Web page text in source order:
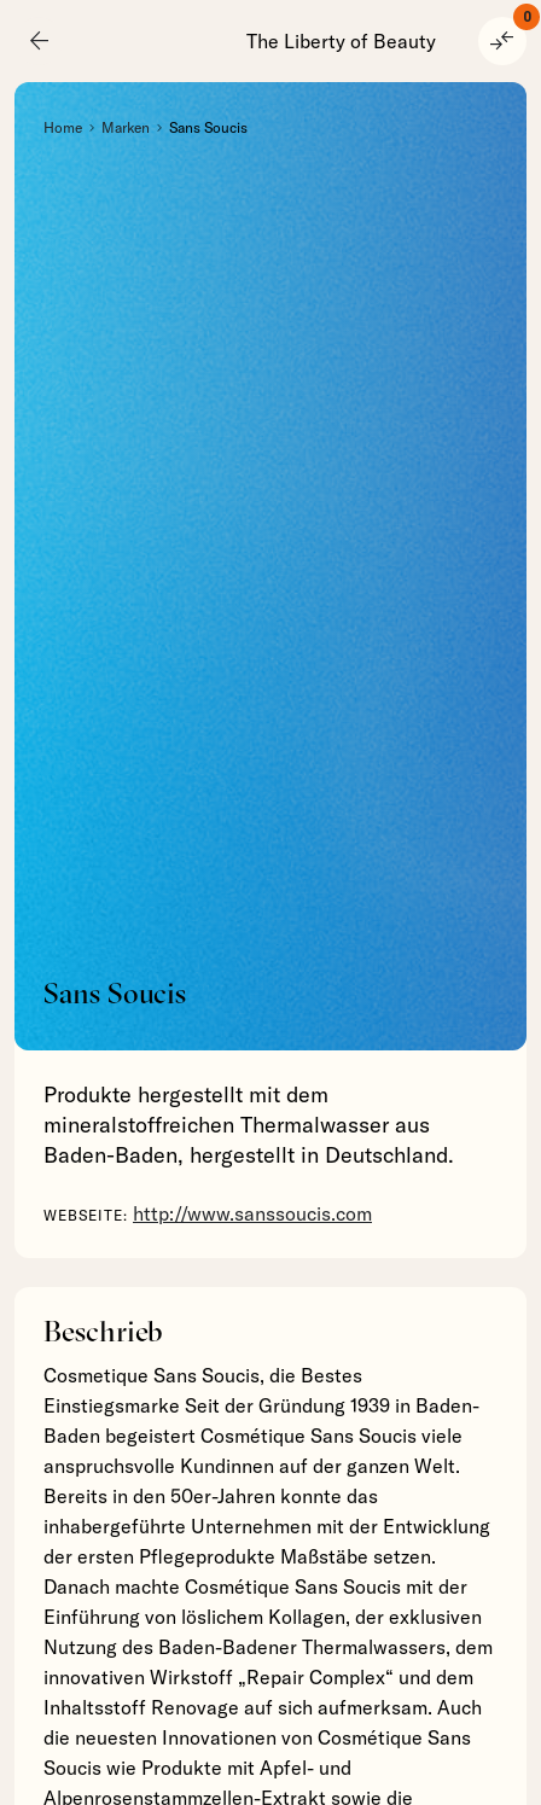
arrow_back The Liberty of Beauty compare_arrows
0
Home Marken Sans Soucis
Sans Soucis
Produkte hergestellt mit dem
mineralstoffreichen Thermalwasser aus
Baden-Baden, hergestellt in Deutschland.
WEBSEITE: http://www.sanssoucis.com
Beschrieb
Cosmetique Sans Soucis, die Bestes
Einstiegsmarke Seit der Gründung 1939 in Baden-
Baden begeistert Cosmétique Sans Soucis viele
anspruchsvolle Kundinnen auf der ganzen Welt.
Bereits in den 50er-Jahren konnte das
inhabergeführte Unternehmen mit der Entwicklung
der ersten Pflegeprodukte Maßstäbe setzen.
Danach machte Cosmétique Sans Soucis mit der
Einführung von löslichem Kollagen, der exklusiven
Nutzung des Baden-Badener Thermalwassers, dem
innovativen Wirkstoff „Repair Complex“ und dem
Inhaltsstoff Renovage auf sich aufmerksam. Auch
die neuesten Innovationen von Cosmétique Sans
Soucis wie Produkte mit Apfel- und
Alpenrosenstammzellen-Extrakt sowie die